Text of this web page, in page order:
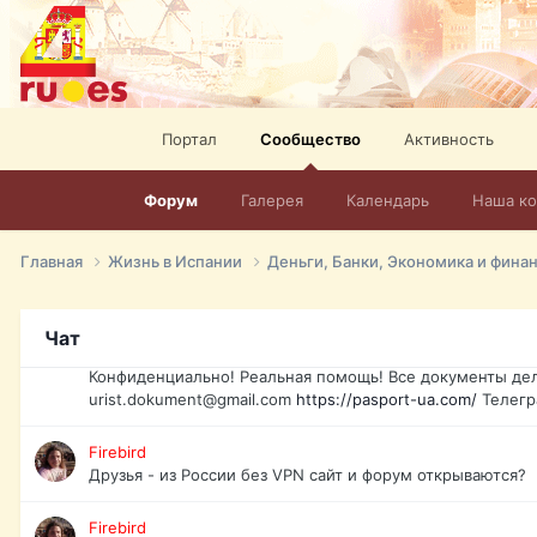
Портал Сообщество
Форум Галерея Календарь Наша
Активность
Главная Жизнь в Испании Деньги, Банки, Экономика и
Чат
elevision-in-spain.html Тел: +972-526-384-339
David16
Книги
David16
Подскажите пожалуйста, как удалить свой аккаунт из
Если Вы попали в трудную ситуацию и возникла
Конфиденциально! Реальная помощь! Все документы
urist.dokument@gmail.com https://pasport-ua.com/
Firebird
Друзья - из России без VPN сайт и форум открываются?
Firebird